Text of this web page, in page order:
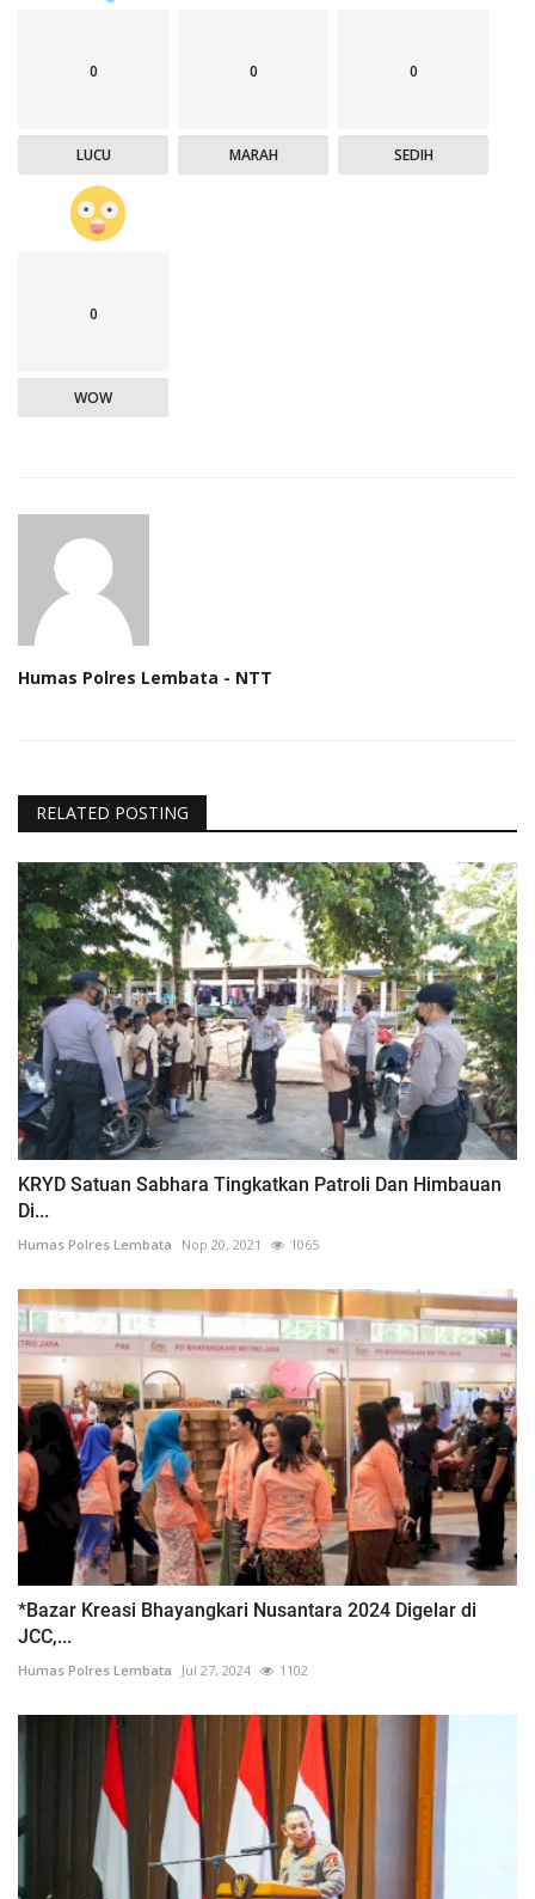
0
LUCU
0
MARAH
0
SEDIH
0
WOW
Humas Polres Lembata - NTT
RELATED POSTING
KRYD Satuan Sabhara Tingkatkan Patroli Dan Himbauan
Di...
Humas Polres Lembata Nop 20, 2021 1065
*Bazar Kreasi Bhayangkari Nusantara 2024 Digelar di
JCC,...
Humas Polres Lembata Jul 27, 2024 1102